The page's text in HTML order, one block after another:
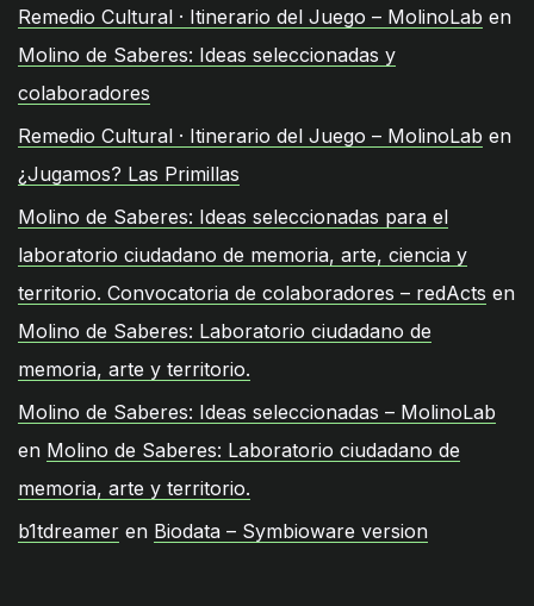
Remedio Cultural · Itinerario del Juego – MolinoLab en
Molino de Saberes: Ideas seleccionadas y
colaboradores
Remedio Cultural · Itinerario del Juego – MolinoLab en
¿Jugamos? Las Primillas
Molino de Saberes: Ideas seleccionadas para el
laboratorio ciudadano de memoria, arte, ciencia y
territorio. Convocatoria de colaboradores – redActs en
Molino de Saberes: Laboratorio ciudadano de
memoria, arte y territorio.
Molino de Saberes: Ideas seleccionadas – MolinoLab
en Molino de Saberes: Laboratorio ciudadano de
memoria, arte y territorio.
b1tdreamer en Biodata – Symbioware version